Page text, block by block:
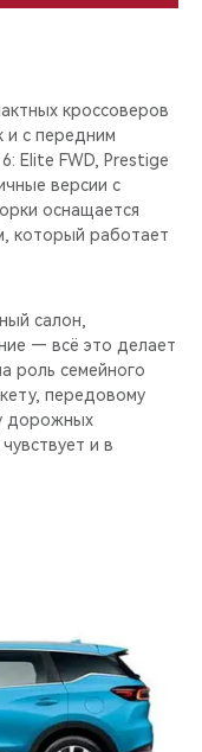
кроссоверов
и с передним
Elite FWD, Prestige
версии с
оснащается
который работает
салон,
— всё это делает
роль семейного
передовому
дорожных
и в